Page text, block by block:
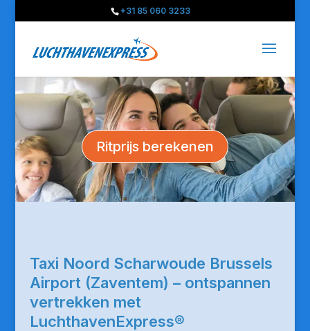
+31 85 060 3233
Ritprijs berekenen
Taxi Noord Scharwoude Brussels
Airport (Zaventem) – ontspannen
vertrekken met
LuchthavenExpress®